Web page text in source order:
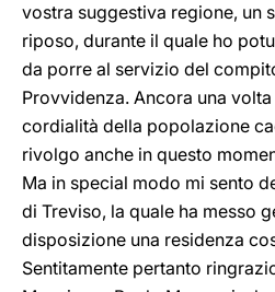
vostra suggestiva regione, un
riposo, durante il quale ho
da porre al servizio del
Provvidenza. Ancora una
cordialità della popolazione
rivolgo anche in questo
Ma in special modo mi sento
di Treviso, la quale ha messo
disposizione una residenza
Sentitamente pertanto